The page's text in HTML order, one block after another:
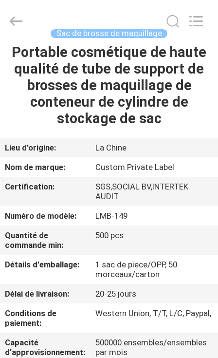
MAISON
PRODUITS
DE
NOUS
VISITE
D'USINE
CONTRÔLE
DE
PLAN
DU
SITE
Chanmy
Cosmetics
Rights
Reserved.
Sac de brosse de maquillage
Portable cosmétique de haute
qualité de tube de support de
brosses de maquillage de
conteneur de cylindre de
stockage de sac
Lieu d'origine:
La Chine
Nom de marque:
Custom Private Label
Certification:
SGS,SOCIAL BV,INTERTEK
AUDIT
Numéro de modèle:
LMB-149
Quantité de
commande min:
500 pcs
Détails d'emballage:
1 sac de piece/OPP, 50
morceaux/carton
Délai de livraison:
20-25 jours
Conditions de
paiement:
Western Union, T/T, L/C, Paypal,
Capacité
d'approvisionnement:
500000 ensembles/ensembles
par mois